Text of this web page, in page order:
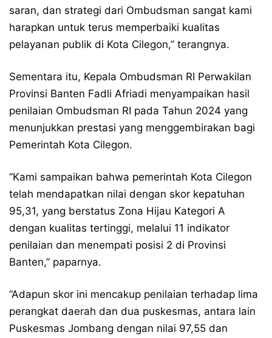
saran, dan strategi dari Ombudsman sangat kami
harapkan untuk terus memperbaiki kualitas
pelayanan publik di Kota Cilegon,” terangnya.
Sementara itu, Kepala Ombudsman RI Perwakilan
Provinsi Banten Fadli Afriadi menyampaikan hasil
penilaian Ombudsman RI pada Tahun 2024 yang
menunjukkan prestasi yang menggembirakan bagi
Pemerintah Kota Cilegon.
“Kami sampaikan bahwa pemerintah Kota Cilegon
telah mendapatkan nilai dengan skor kepatuhan
95,31, yang berstatus Zona Hijau Kategori A
dengan kualitas tertinggi, melalui 11 indikator
penilaian dan menempati posisi 2 di Provinsi
Banten,” paparnya.
“Adapun skor ini mencakup penilaian terhadap lima
perangkat daerah dan dua puskesmas, antara lain
Puskesmas Jombang dengan nilai 97,55 dan